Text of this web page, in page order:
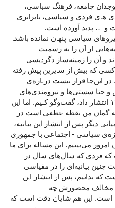
جامعه، فرهنگ سیاسی،
های فردی و سیاسی، نابرابری
و … پدید آورده است.
سیاسی پنهان نمانده باشد.
از آن را به رسمیت
و آن را زمینه‌ساز دگردیسی
کسی که بیش از سایرین پیش رفته
قرار نیست درباره‌ی
حتا سستی‌ها و نیرومندی‌های
بیانیه‌ای که در روز ۱۵ بهمن ۱۴۰۱ انتشار داد، گفت‌وگو کنیم. اما این
به گمان من نقطه عطفی است در
دیگر پس از انتشار این بیانیه،
سیاسی - اجتماعی با جمهوری
می‌بینیم. این مساله برای ما
که فردی که سال‌های سال در
بیانیه‌ای را در مقیاسی
که بدانیم، پس از انتشار این
مخالف محصورش چه
است. این هم شایان دقت است که